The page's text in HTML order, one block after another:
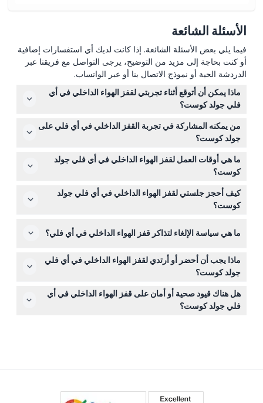
الأسئلة الشائعة
فيما يلي بعض الأسئلة الشائعة. إذا كانت لديك أي استفسارات إضافية
أو كنت بحاجة إلى مزيد من التوضيح، يرجى التواصل مع فريقنا عبر
الدردشة الحية أو نموذج الاتصال بنا أو عبر الواتساب.
ماذا يمكن أن أتوقع أثناء تجربتي لقفز الهواء الداخلي في أي
فلي جولد كوست؟
ستطفو على وسادة من الهواء داخل نفق رياح زجاجي، مع توجيه
من قبل مدربين مؤهلين يعلمونك تقنيات الطيران. كل رحلة
بالسقوط الحر دون القفز من الطائرة.
من يمكنه المشاركة في تجربة القفز الداخلي في أي فلي على
جولد كوست؟
يجب أن يكون المشاركون بعمر 3 سنوات على الأقل، ويجب أن
يكون من هم تحت 18 سنة برفقة ولي أمر أو وصي يوقع على
تنازل. هناك حدود للوزن والطول لضمان السلامة، وبعض الحالات
الصحية مثل ارتفاع ضغط الدم أو الصرع تجعل هذه النشاط غير
مناسب.
ما هي أوقات العمل لقفز الهواء الداخلي في أي فلي جولد
كوست؟
حتى 6:30 مساءً، والسبت والأحد من الساعة 9:00 صباحًا حتى
6:30 مساءً، وفي العطلات المدرسية والرسمية من الساعة
8:30 صباحًا حتى 6:30 مساءً (قد تتغير الأوقات — يرجى التأكد
عند الحجز).
كيف أحجز جلستي لقفز الهواء الداخلي في أي فلي جولد
كوست؟
أثناء الحجز، يمكنك التحقق من التوافر في الوقت الحقيقي
ما هي سياسة الإلغاء لتذاكر قفز الهواء الداخلي في أي فلي؟
التذاكر غير قابلة للاسترداد ولا يمكن إلغاؤها. إذا ألغى المشغل
بسبب الطقس القاسي أو أحداث غير متوقعة، يمكنك إما إعادة
الجدولة أو طلب استرداد.
ماذا يجب أن أحضر أو أرتدي لقفز الهواء الداخلي في أي فلي
جولد كوست؟
ارتدِ ملابس مريحة وأحذية مغلقة. يتم توفير الخوذات وبدلات
الطيران في المكان، لذلك لا تحتاج لإحضار معدات خاصة.
هل هناك قيود صحية أو أمان على قفز الهواء الداخلي في أي
فلي جولد كوست؟